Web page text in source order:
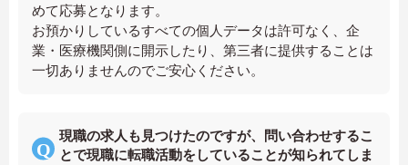
めて応募となります。
お預かりしているすべての個人データは許可なく、企
業・医療機関側に開示したり、第三者に提供することは
一切ありませんのでご安心ください。
現職の求人も見つけたのですが、問い合わせするこ
とで現職に転職活動をしていることが知られてしま